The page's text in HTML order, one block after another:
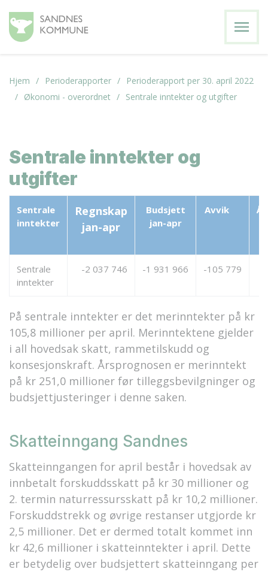
menu
Hjem Perioderapporter
Perioderapport per 30. april 2022
Økonomi - overordnet
Sentrale inntekter og utgifter
Sentrale inntekter og
utgifter
Sentrale
inntekter
Regnskap
jan-apr
Budsjett
jan-apr
Avvik
Sentrale
inntekter
-2 037 746 -1 931 966 -105 779
På sentrale inntekter er det merinntekter på kr
105,8 millioner per april. Merinntektene gjelder
i all hovedsak skatt, rammetilskudd og
konsesjonskraft. Årsprognosen er merinntekt
på kr 251,0 millioner før tilleggsbevilgninger og
budsjettjusteringer i denne saken.
Skatteinngang Sandnes
Skatteinngangen for april består i hovedsak av
innbetalt forskuddsskatt på kr 30 millioner og
2. termin naturressursskatt på kr 10,2 millioner.
Forskuddstrekk og øvrige restanser utgjorde kr
2,5 millioner. Det er dermed totalt kommet inn
kr 42,6 millioner i skatteinntekter i april. Dette
er betydelig over budsjettert skatteinngang per